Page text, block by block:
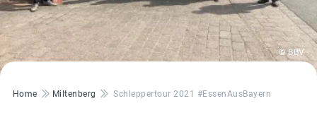
© BBV
Pfadnavigation
Home Miltenberg Schleppertour 2021 #EssenAusBayern